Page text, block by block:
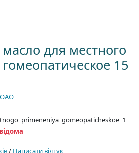
для местного
15
ОАО